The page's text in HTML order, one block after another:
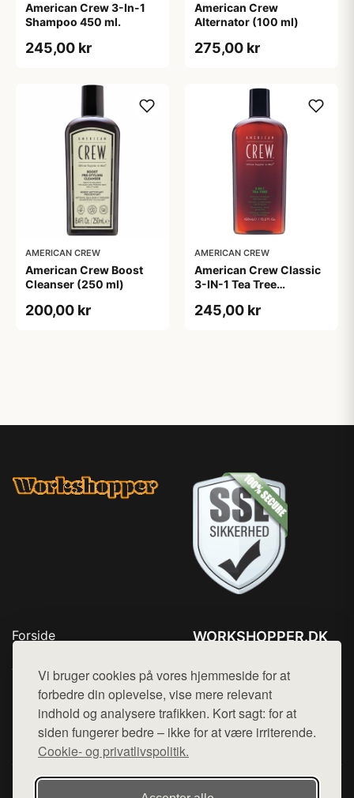
Vi bruger cookies på vores hjemmeside for at
forbedre din oplevelse, vise mere relevant
indhold og analysere trafikken. Kort sagt: for at
siden fungerer bedre – ikke for at være irriterende.
Cookie- og privatlivspolitik.
American Crew 3-In-1
Shampoo 450 ml.
245,00 kr
American Crew
Alternator (100 ml)
275,00 kr
AMERICAN CREW
American Crew Boost
Cleanser (250 ml)
200,00 kr
AMERICAN CREW
American Crew Classic
3-IN-1 Tea Tree
245,00 kr
Forside
Top Rabatter
Kontakt
WORKSHOPPER.DK
Mail: hej@want.dk
Cookie- og privatlivspolitik